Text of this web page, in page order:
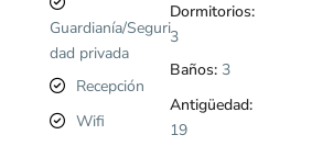
Guardianía/Seguri
dad privada
Recepción
Wifi
Dormitorios:
3
Baños:3
Antigüedad:
19